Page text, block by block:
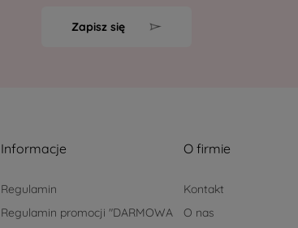
Zapisz się
Informacje
Regulamin
Regulamin promocji "DARMOWA
O firmie
Kontakt
O nas